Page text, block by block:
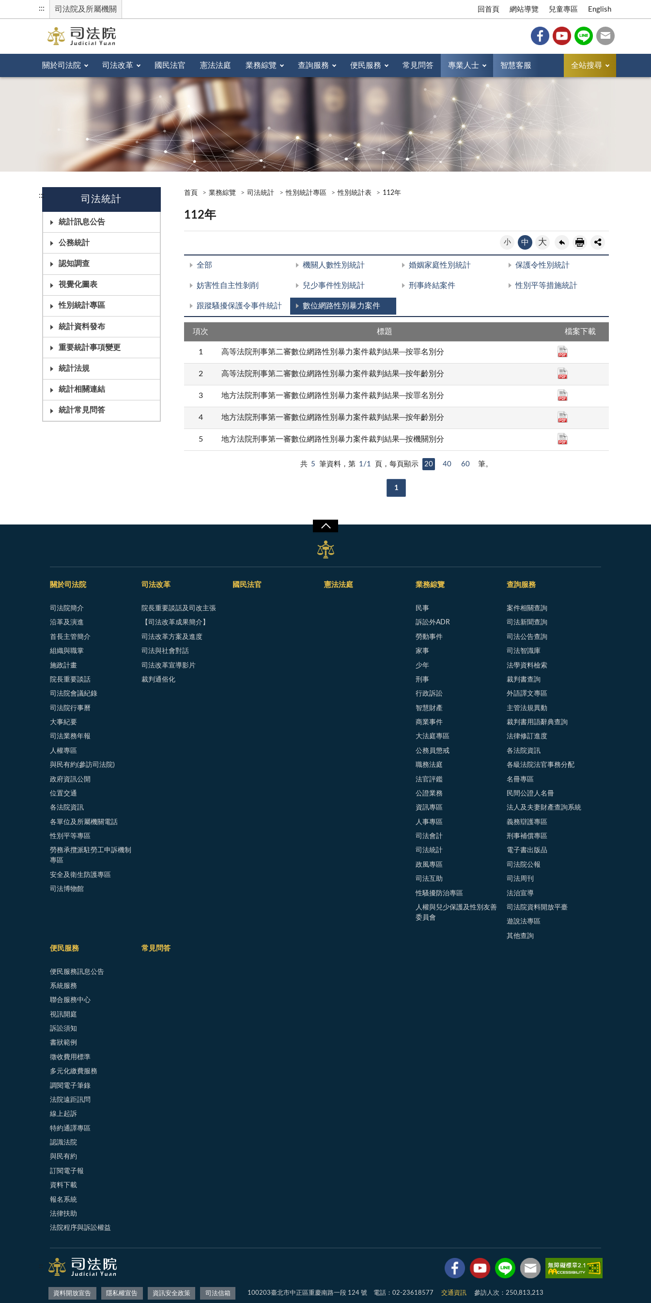
::: 司法院及所屬機關 回首頁 網站導覽 兒童專區 English
關於司法院 司法改革 國民法官 憲法法庭 業務綜覽 查詢服務 便民服務 常見問答 專業人士 智慧客服 全站搜尋
::: 司法統計
統計訊息公告
公務統計
認知調查
視覺化圖表
性別統計專區
統計資料發布
重要統計事項變更
統計法規
統計相關連結
統計常見問答
首頁 業務綜覽 司法統計 性別統計專區 性別統計表 112年
112年
小 中 大
全部 機關人數性別統計 婚姻家庭性別統計 保護令性別統計
妨害性自主性剝削 兒少事件性別統計 刑事終結案件 性別平等措施統計
跟蹤騷擾保護令事件統計 數位網路性別暴力案件
項次 標題 檔案下載
1 高等法院刑事第二審數位網路性別暴力案件裁判結果─按罪名別分
2 高等法院刑事第二審數位網路性別暴力案件裁判結果─按年齡別分
3 地方法院刑事第一審數位網路性別暴力案件裁判結果─按罪名別分
4 地方法院刑事第一審數位網路性別暴力案件裁判結果─按年齡別分
5 地方法院刑事第一審數位網路性別暴力案件裁判結果─按機關別分
共 5 筆資料，第 1/1 頁，每頁顯示 20 40 60 筆。
1
關於司法院
司法院簡介
沿革及演進
首長主管簡介
組織與職掌
施政計畫
院長重要談話
司法院會議紀錄
司法院行事曆
大事紀要
司法業務年報
人權專區
與民有約(參訪司法院)
政府資訊公開
位置交通
各法院資訊
各單位及所屬機關電話
性別平等專區
勞務承攬派駐勞工申訴機制
專區
安全及衛生防護專區
司法博物館
司法改革
院長重要談話及司改主張
【司法改革成果簡介】
司法改革方案及進度
司法與社會對話
司法改革宣導影片
裁判通俗化
國民法官 憲法法庭 業務綜覽
民事
訴訟外ADR
勞動事件
家事
少年
刑事
行政訴訟
智慧財產
商業事件
大法庭專區
公務員懲戒
職務法庭
法官評鑑
公證業務
資訊專區
人事專區
司法會計
司法統計
政風專區
司法互助
性騷擾防治專區
人權與兒少保護及性別友善
委員會
查詢服務
案件相關查詢
司法新聞查詢
司法公告查詢
司法智識庫
法學資料檢索
裁判書查詢
外語譯文專區
主管法規異動
裁判書用語辭典查詢
法律修訂進度
各法院資訊
各級法院法官事務分配
名冊專區
民間公證人名冊
法人及夫妻財產查詢系統
義務辯護專區
刑事補償專區
電子書出版品
司法院公報
司法周刊
法治宣導
司法院資料開放平臺
遊說法專區
其他查詢
便民服務
便民服務訊息公告
系統服務
聯合服務中心
視訊開庭
訴訟須知
書狀範例
徵收費用標準
多元化繳費服務
調閱電子筆錄
法院遠距訊問
線上起訴
特約通譯專區
認識法院
與民有約
訂閱電子報
資料下載
報名系統
法律扶助
法院程序與訴訟權益
常見問答
:::
資料開放宣告 隱私權宣告 資訊安全政策 司法信箱 100203臺北市中正區重慶南路一段 124 號 電話：02-23618577 交通資訊 參訪人次：250,813,213